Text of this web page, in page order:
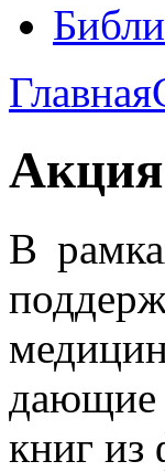
Главная
В
дающие
книг